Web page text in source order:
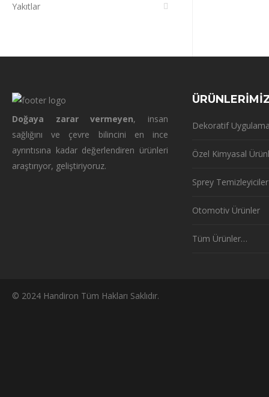
Yakıtlar
Doğaya zarar vermeyen, insan
sağlığını ve çevre bilincini en ince
ayrıntısına kadar değerlendiren ürünleri
araştırıyor, geliştiriyoruz.
Dekoratif
Özel Kimyasal
Sprey Temizleyiciler
Otomotiv Ürünler
Tüm Ürünler…
© 2024 Handiron Tüm Hakları Saklıdır.